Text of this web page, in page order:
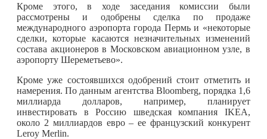
Кроме этого, в ходе заседания комиссии были
рассмотрены и одобрены сделка по продаже
международного аэропорта города Пермь и «некоторые
сделки, которые касаются незначительных изменений
состава акционеров в Московском авиационном узле, в
аэропорту Шереметьево».
Кроме уже состоявшихся одобрений стоит отметить и
намерения. По данным агентства Bloomberg, порядка 1,6
миллиарда долларов, например, планирует
инвестировать в Россию шведская компания IKEA,
около 2 миллиардов евро – ее французский конкурент
Leroy Merlin.